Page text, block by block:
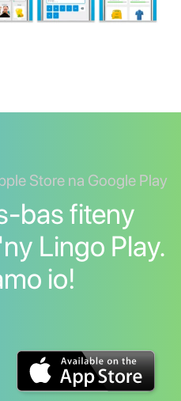
Store na Google Play
bas fiteny
Lingo Play.
io!